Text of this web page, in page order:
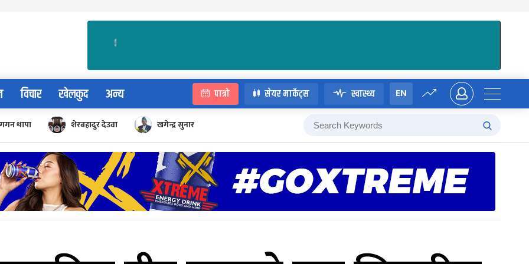
विचार खेलकुद अन्य पात्रो सेयर मार्केट्स स्वास्थ्य EN
गगन थापा शेरबहादुर देउवा खगेन्द्र सुनार